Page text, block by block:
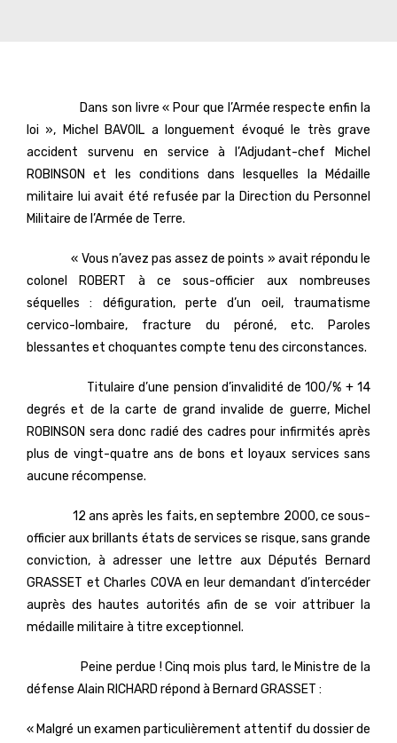
Dans son livre « Pour que l’Armée respecte enfin la
loi », Michel BAVOIL a longuement évoqué le très grave
accident survenu en service à l’Adjudant-chef Michel
ROBINSON et les conditions dans lesquelles la Médaille
militaire lui avait été refusée par la Direction du Personnel
Militaire de l’Armée de Terre.
« Vous n’avez pas assez de points » avait répondu le
colonel ROBERT à ce sous-officier aux nombreuses
séquelles : défiguration, perte d’un oeil, traumatisme
cervico-lombaire, fracture du péroné, etc. Paroles
blessantes et choquantes compte tenu des circonstances.
Titulaire d’une pension d’invalidité de 100/% + 14
degrés et de la carte de grand invalide de guerre, Michel
ROBINSON sera donc radié des cadres pour infirmités après
plus de vingt-quatre ans de bons et loyaux services sans
aucune récompense.
12 ans après les faits, en septembre 2000, ce sous-
officier aux brillants états de services se risque, sans grande
conviction, à adresser une lettre aux Députés Bernard
GRASSET et Charles COVA en leur demandant d’intercéder
auprès des hautes autorités afin de se voir attribuer la
médaille militaire à titre exceptionnel.
Peine perdue ! Cinq mois plus tard, le Ministre de la
défense Alain RICHARD répond à Bernard GRASSET :
« Malgré un examen particulièrement attentif du dossier de